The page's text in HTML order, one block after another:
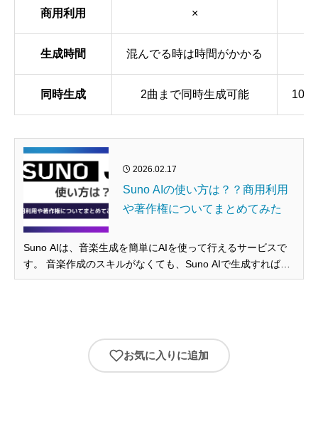
商用利用 ×
生成時間 混んでる時は時間がかかる
同時生成 2曲まで同時生成可能 10
2026.02.17
Suno AIの使い方は？？商用利用
や著作権についてまとめてみた
Suno AIは、音楽生成を簡単にAIを使って行えるサービスで
す。 音楽作成のスキルがなくても、Suno AIで生成すれば自
身の音楽として利用することができます。 しかし、AIで生成
お気に入りに追加